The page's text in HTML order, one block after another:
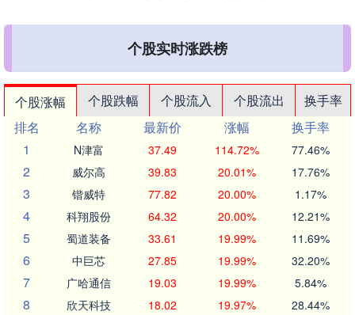
个股实时涨跌榜
个股涨幅 个股跌幅 个股流入 个股流出
换手率
排名
名称 最新价 涨幅
换手率
1
N津富 37.49 114.72% 77.46%
2 威尔高 39.83 20.01% 17.76%
3 锴威特 77.82 20.00% 1.17%
4 科翔股份 64.32 20.00% 12.21%
5 蜀道装备 33.61 19.99% 11.69%
6 中巨芯 27.85 19.99% 32.20%
7 广哈通信 19.03 19.99% 5.84%
8 欣天科技 18.02 19.97% 28.44%